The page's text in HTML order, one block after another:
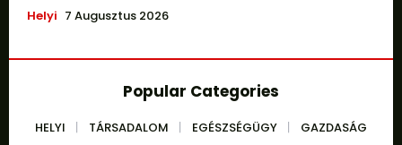
Helyi 7 Augusztus 2026
Popular Categories
HELYI TÁRSADALOM EGÉSZSÉGÜGY
GAZDASÁG